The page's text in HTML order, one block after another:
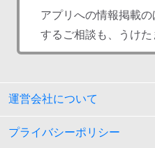
アプリへの情報掲載
するご相談も、うけた
運営会社について
プライバシーポリシー